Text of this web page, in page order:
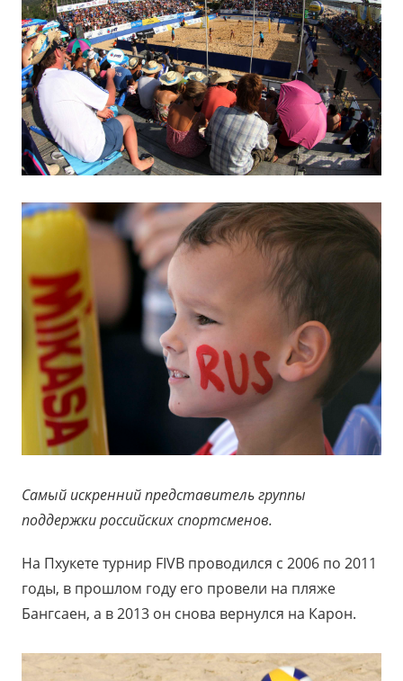
Самый искренний представитель группы
поддержки российских спортсменов.
На Пхукете турнир FIVB проводился с 2006 по 2011
годы, в прошлом году его провели на пляже
Бангсаен, а в 2013 он снова вернулся на Карон.